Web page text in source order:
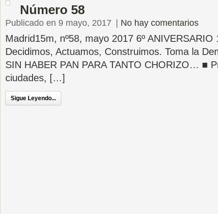
Número 58
Publicado en 9 mayo, 2017 No hay comentarios
Madrid15m, nº58, mayo 2017 6º ANIVERSARIO
Decidimos, Actuamos, Construimos. Toma la
SIN HABER PAN PARA TANTO CHORIZO… ■
ciudades, […]
Sigue Leyendo...